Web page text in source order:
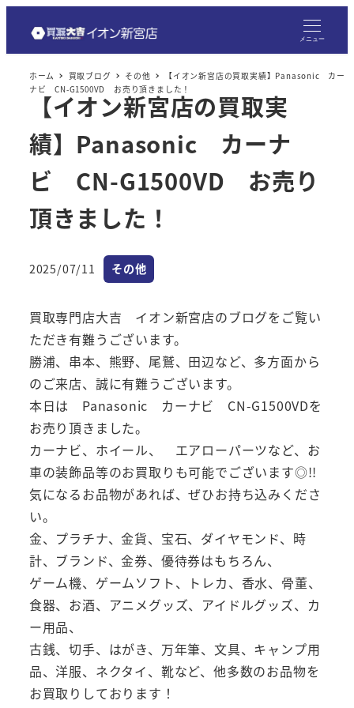
メニュー
ホーム 買取ブログ その他
【イオン新宮店の買取実績】Panasonic カー
ナビ CN-G1500VD お売り頂きました！
【イオン新宮店の買取実
績】Panasonic カーナ
ビ CN-G1500VD お売り
頂きました！
投稿日
2025/07/11 カテゴリー
その他
買取専門店大吉 イオン新宮店のブログをご覧い
ただき有難うございます。
勝浦、串本、熊野、尾鷲、田辺など、多方面から
のご来店、誠に有難うございます。
本日は Panasonic カーナビ CN-G1500VDを
お売り頂きました。
カーナビ、ホイール、 エアローパーツなど、お
車の装飾品等のお買取りも可能でございます◎!!
気になるお品物があれば、ぜひお持ち込みくださ
い。
金、プラチナ、金貨、宝石、ダイヤモンド、時
計、ブランド、金券、優待券はもちろん、
ゲーム機、ゲームソフト、トレカ、香水、骨董、
食器、お酒、アニメグッズ、アイドルグッズ、カ
ー用品、
古銭、切手、はがき、万年筆、文具、キャンプ用
品、洋服、ネクタイ、靴など、他多数のお品物を
お買取りしております！